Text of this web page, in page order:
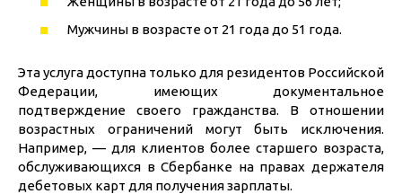
Мужчины в возрасте от 21 года до 51 года.
Эта услуга доступна только для резидентов Российской
Федерации, имеющих документальное
подтверждение своего гражданства. В отношении
возрастных ограничений могут быть исключения.
Например, — для клиентов более старшего возраста,
обслуживающихся в Сбербанке на правах держателя
дебетовых карт для получения зарплаты.